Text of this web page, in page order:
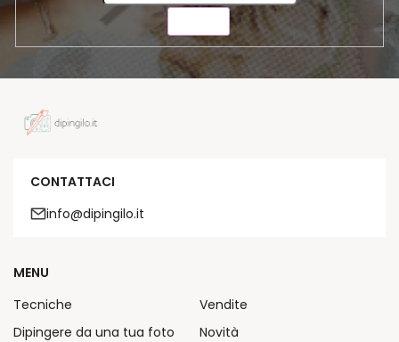
CONTATTACI
info@dipingilo.it
MENU
Tecniche
Dipingere da una tua foto
Vendite
Novità